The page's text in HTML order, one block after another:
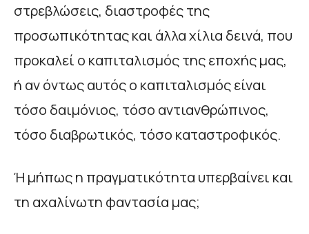
στρεβλώσεις, διαστροφές της
προσωπικότητας και άλλα χίλια δεινά, που
προκαλεί ο καπιταλισμός της εποχής μας,
ή αν όντως αυτός ο καπιταλισμός είναι
τόσο δαιμόνιος, τόσο αντιανθρώπινος,
τόσο διαβρωτικός, τόσο καταστροφικός.
Ή μήπως η πραγματικότητα υπερβαίνει και
τη αχαλίνωτη φαντασία μας;